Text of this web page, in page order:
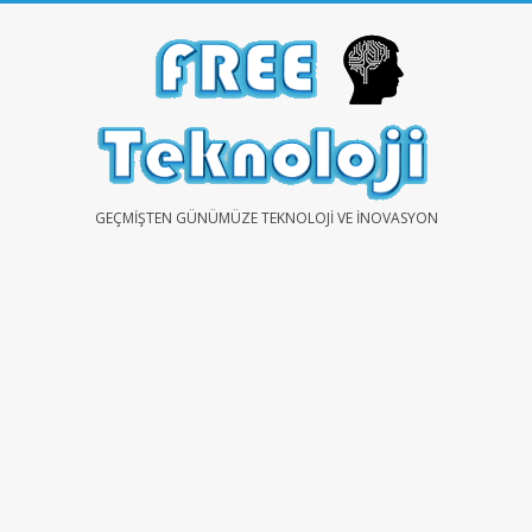
FREEGEÇMIŞTEN GÜNÜMÜZE TEKNOLOJI VE İNOVASYON